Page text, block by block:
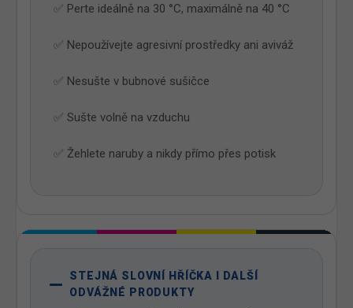
✅ Perte ideálně na 30 °C, maximálně na 40 °C
✅ Nepoužívejte agresivní prostředky ani aviváž
✅ Nesušte v bubnové sušičce
✅ Sušte volně na vzduchu
✅ Žehlete naruby a nikdy přímo přes potisk
STEJNÁ SLOVNÍ HŘÍČKA I DALŠÍ
ODVÁŽNÉ PRODUKTY